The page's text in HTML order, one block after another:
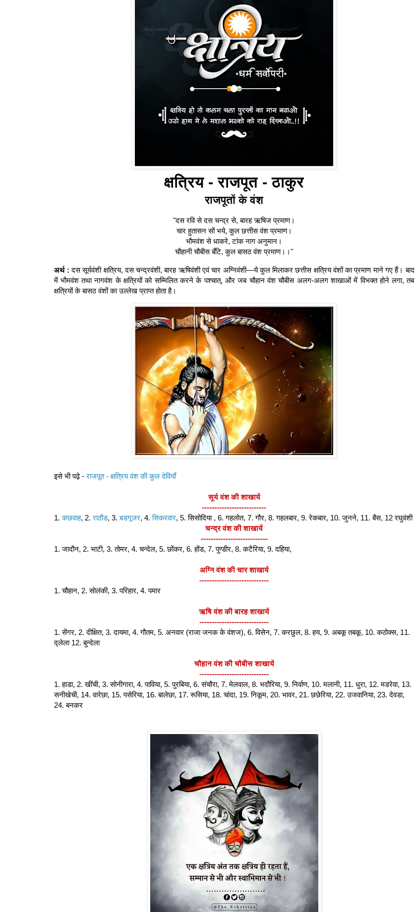
क्षत्रिय - राजपूत - ठाकुर
राजपूतों के वंश
"दस रवि से दस चन्द्र से, बारह ऋषिज प्रमाण।
चार हुतासन सों भये, कुल छत्तीस वंश प्रमाण।
भौमवंश से धाकरे, टांक नाग अनुमान।
चौहानी चौबीस बँटि, कुल बासठ वंश प्रमाण।।"
अर्थ : दस सूर्यवंशी क्षत्रिय, दस चन्द्रवंशी, बारह ऋषिवंशी एवं चार अग्निवंशी—ये कुल मिलाकर छत्तीस क्षत्रिय वंशों का प्रमाण माने गए हैं। बाद
में भौमवंश तथा नागवंश के क्षत्रियों को सम्मिलित करने के पश्चात्, और जब चौहान वंश चौबीस अलग-अलग शाखाओं में विभक्त होने लगा, तब
क्षत्रियों के बासठ वंशों का उल्लेख प्राप्त होता है।
इसे भी पढ़े -राजपूत - क्षत्रिय वंश की कुल देवियाँ
सूर्य वंश की शाखायें
--------------------------
1.कछवाह, 2.राठौड, 3.बडगूजर, 4.सिकरवार, 5. सिसोदिया , 6. गहलोत, 7. गौर, 8. गहलबार, 9. रेकबार, 10. जुनने, 11. बैस, 12 रघुवंशी
चन्द्र वंश की शाखायें
---------------------------
1. जादौन, 2. भाटी, 3. तोमर, 4. चन्देल, 5. छोंकर, 6. होंड, 7. पुण्डीर, 8. कटैरिया, 9. दहिया,
अग्नि वंश की चार शाखायें
----------------------------
1. चौहान, 2. सोलंकी, 3. परिहार, 4. पमार
ऋषि वंश की बारह शाखायें
----------------------------
1. सेंगर, 2. दीक्षित, 3. दायमा, 4. गौतम, 5. अनवार (राजा जनक के वंशज), 6. विसेन, 7. करछुल, 8. हय, 9. अबकू तबकू, 10. कठोक्स, 11.
द्लेला 12. बुन्देला
चौहान वंश की चौबीस शाखायें
----------------------------
1. हाडा, 2. खींची, 3. सोनीगारा, 4. पाविया, 5. पुरबिया, 6. संचौरा, 7. मेलवाल, 8. भदौरिया, 9. निर्वाण, 10. मलानी, 11. धुरा, 12. मडरेवा, 13.
सनीखेची, 14. वारेछा, 15. पसेरिया, 16. बालेछा, 17. रूसिया, 18. चांदा, 19. निकूम, 20. भावर, 21. छछेरिया, 22. उजवानिया, 23. देवडा,
24. बनकर